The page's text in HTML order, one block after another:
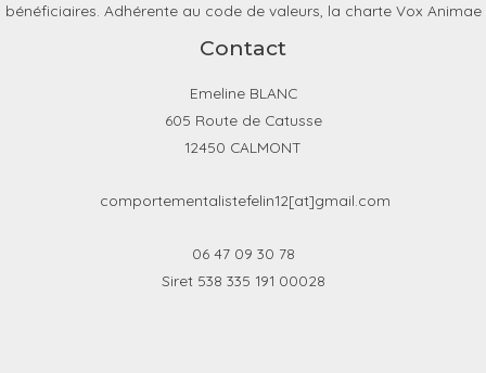
bénéficiaires. Adhérente au code de valeurs, la charte Vox Animae
Contact
Emeline BLANC
605 Route de Catusse
12450 CALMONT
comportementalistefelin12[at]gmail.com
06 47 09 30 78
Siret 538 335 191 00028